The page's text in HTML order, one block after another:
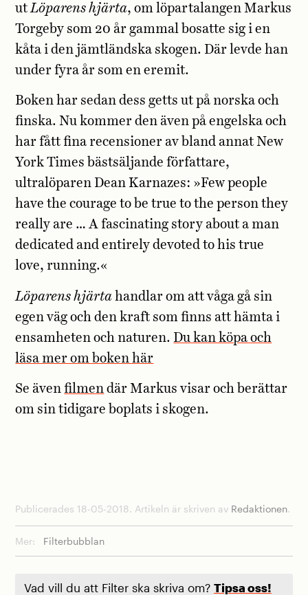
utLöparens hjärta, om löpartalangen Markus
Torgeby som 20 år gammal bosatte sig i en
kåta i den jämtländska skogen. Där levde han
under fyra år som en eremit.
Boken har sedan dess getts ut på norska och
finska. Nu kommer den även på engelska och
har fått fina recensioner av bland annat New
York Times bästsäljande författare,
ultralöparen Dean Karnazes: »Few people
have the courage to be true to the person they
really are … A fascinating story about a man
dedicated and entirely devoted to his true
love, running.«
Löparens hjärta handlar om att våga gå sin
egen väg och den kraft som finns att hämta i
ensamheten och naturen.Du kan köpa och
läsa mer om boken här
Se ävenfilmen där Markus visar och berättar
om sin tidigare boplats i skogen.
Publicerades 18-05-2018. Artikeln är skriven av Redaktionen.
Mer: Filterbubblan
Vad vill du att Filter ska skriva om? Tipsa oss!